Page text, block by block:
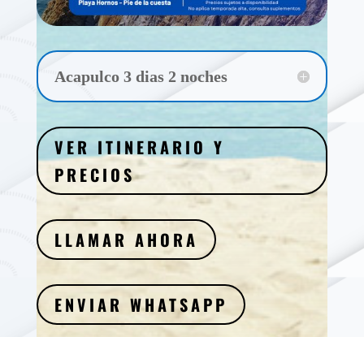
Acapulco 3 dias 2 noches
VER ITINERARIO Y
PRECIOS
LLAMAR AHORA
ENVIAR WHATSAPP